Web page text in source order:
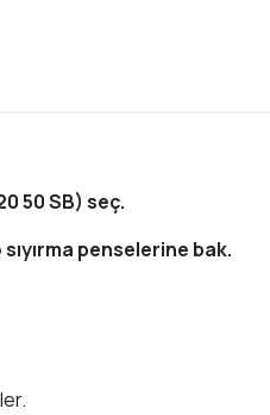
50 SB) seç.
penselerine bak.